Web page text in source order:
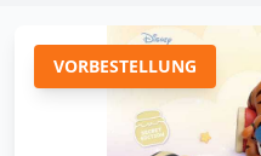
VORBESTELLUNG